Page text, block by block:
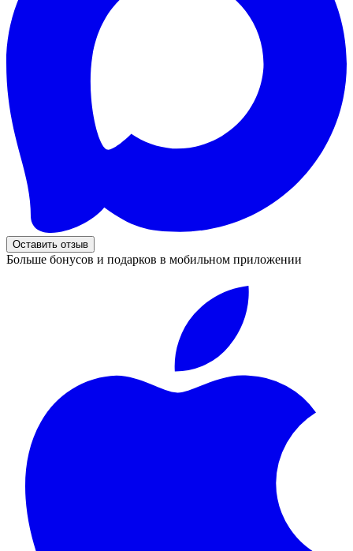
Оставить отзыв
Больше бонусов и подарков в мобильном приложении